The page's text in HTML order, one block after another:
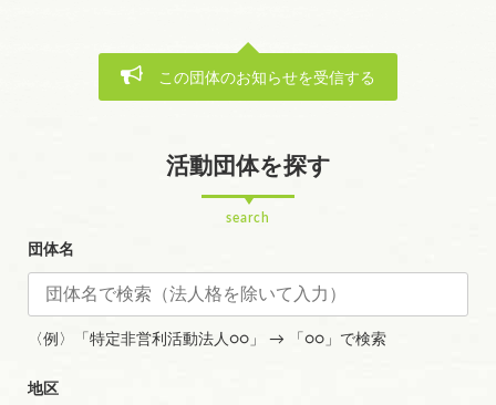
この団体のお知らせを受信する
活動団体を探す
search
団体名
〈例〉「特定非営利活動法人○○」 → 「○○」で検索
地区